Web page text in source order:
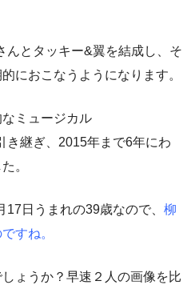
んとタッキー&翼を結成し、そ
におこなうようになります。
ミュージカル
き継ぎ、2015年まで6年にわ
。
日うまれの39歳なので、 柳
すね。
ょうか？早速２人の画像を比